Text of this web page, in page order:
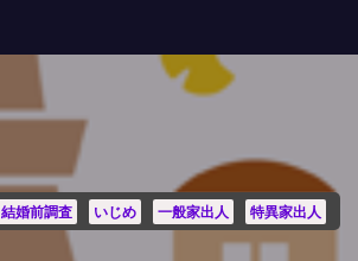
結婚前調査 いじめ 一般家出人 特異家出人